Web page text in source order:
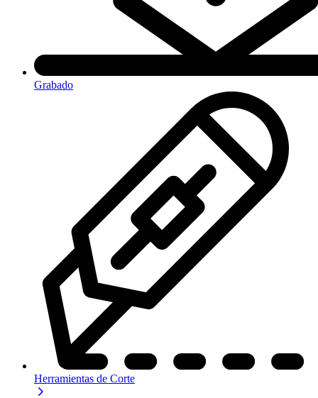
Grabado
Herramientas de Corte